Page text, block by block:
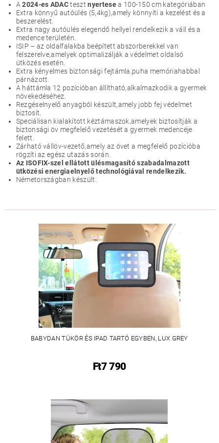
A2024-es ADACtesztnyertesea 100-150 cm kategóriában
Extra könnyű autóülés (5,4kg),amely könnyíti a kezelést és a
beszerelést.
Extra nagy autóülés elegendő hellyel rendelkezik a váll és a
medence területén.
ISIP – az oldalfalakba beépített abszorberekkel van
felszerelve,amelyek optimalizálják a védelmet oldalsó
ütközés esetén.
Extra kényelmes biztonsági fejtámla,puha memóriahabbal
párnázott.
A háttámla 12 pozícióban állítható,alkalmazkodik a gyermek
növekedéséhez.
Rezgéselnyelő anyagból készült,amely jobb fej védelmet
biztosít.
Speciálisan kialakított kéztámaszok,amelyek biztosítják a
biztonsági öv megfelelő vezetését a gyermek medencéje
felett.
Zárható vállöv-vezető,amely az övet a megfelelő pozícióba
rögzíti az egész utazás során.
Az ISOFIX-szel ellátott ülésmagasító szabadalmazott
ütközési energiaelnyelő technológiával rendelkezik.
Németországban készült.
BABYDAN TÜKÖR ÉS IPAD TARTÓ EGYBEN, LUX GREY
Ft7 790